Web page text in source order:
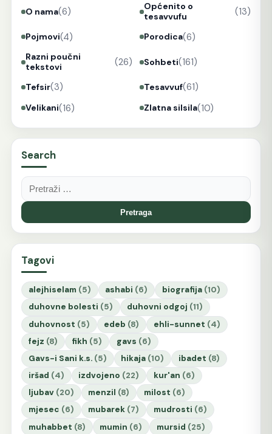
O nama(6)
Općenito o
tesavvufu
(13)
Pojmovi(4) Porodica(6)
Razni poučni
tekstovi
(26) Sohbeti(161)
Tefsir(3) Tesavvuf(61)
Velikani(16) Zlatna silsila(10)
Search
Pretraga:
Tagovi
alejhiselam (5) ashabi (6) biografija (10)
duhovne bolesti (5) duhovni odgoj (11)
duhovnost (5) edeb (8) ehli-sunnet (4)
fejz (8) fikh (5) gavs (6)
Gavs-i Sani k.s. (5) hikaja (10) ibadet (8)
iršad (4) izdvojeno (22) kur'an (6)
ljubav (20) menzil (8) milost (6)
mjesec (6) mubarek (7) mudrosti (6)
muhabbet (8) mumin (6) mursid (25)